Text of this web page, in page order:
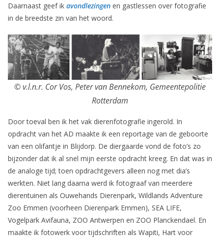
Daarnaast geef ik avondlezingen en gastlessen over fotografie
in de breedste zin van het woord.
© v.l.n.r. Cor Vos, Peter van Bennekom, Gemeentepolitie
Rotterdam
Door toeval ben ik het vak dierenfotografie ingerold. In
opdracht van het AD maakte ik een reportage van de geboorte
van een olifantje in Blijdorp. De diergaarde vond de foto’s zo
bijzonder dat ik al snel mijn eerste opdracht kreeg. En dat was in
de analoge tijd; toen opdrachtgevers alleen nog met dia’s
werkten. Niet lang daarna werd ik fotograaf van meerdere
dierentuinen als Ouwehands Dierenpark, Wildlands Adventure
Zoo Emmen (voorheen Dierenpark Emmen), SEA LIFE,
Vogelpark Avifauna, ZOO Antwerpen en ZOO Planckendael. En
maakte ik fotowerk voor tijdschriften als Wapiti, Hart voor